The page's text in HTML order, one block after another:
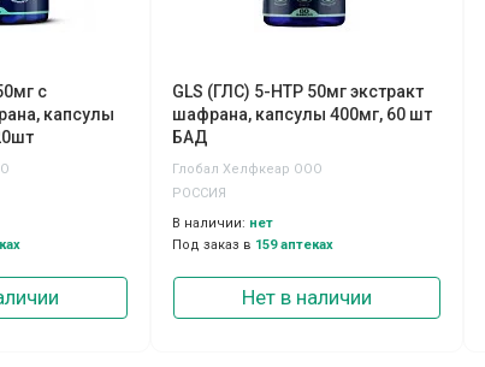
с
капсулы
GLS (ГЛС) 5-НТР 50мг экстракт
шафрана, капсулы 400мг, 60 шт
БАД
Глобал Хелфкеар ООО
РОССИЯ
В наличии: нет
Под заказ в 159 аптеках
Нет в наличии